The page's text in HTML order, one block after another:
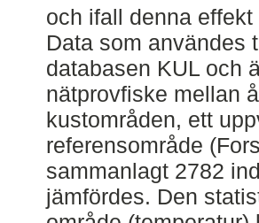
och ifall denna
Data som användes
databasen KUL och
nätprovfiske mellan
kustområden, ett
referensområde
sammanlagt 2782
jämfördes. Den